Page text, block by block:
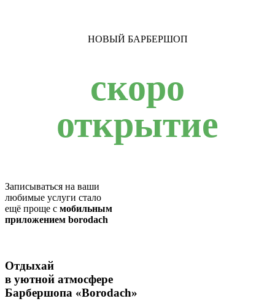
НОВЫЙ БАРБЕРШОП
скоро
открытие
Записываться на ваши
любимые услуги стало
ещё проще с мобильным
приложением borodach
Отдыхай
в уютной атмосфере
Барбершопа «Borodach»